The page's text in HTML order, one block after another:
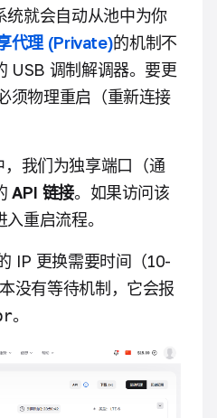
统就会自动从池中为你
代理 (Private)的机制不
USB 调制解调器。要更
须物理重启（重新连接
我们为独享端口（通
API 链接。如果访问该
重启流程。
IP 更换需要时间（10-
没有等待机制，它会报
。